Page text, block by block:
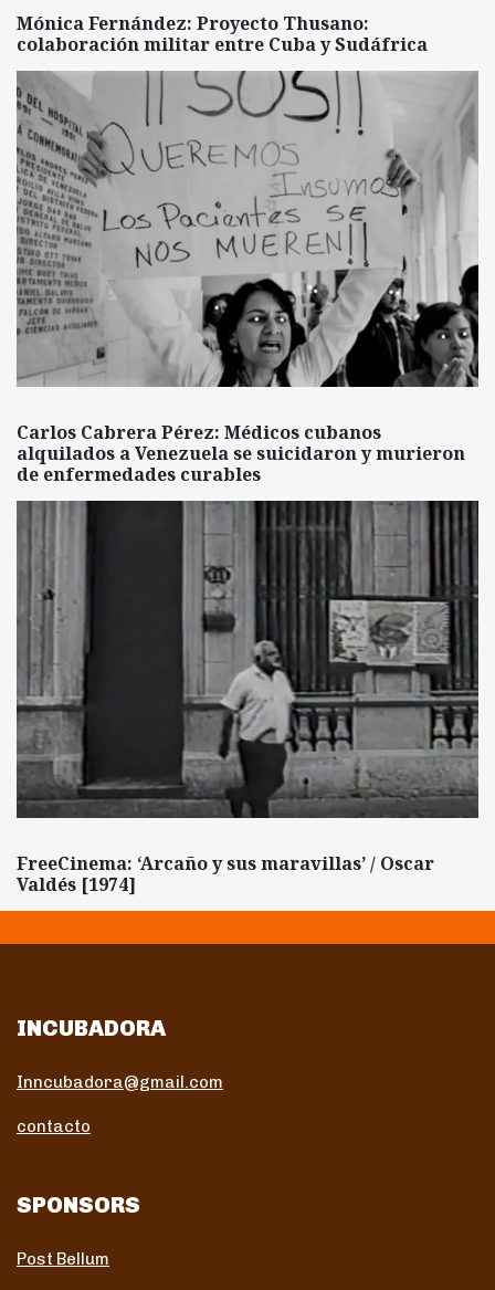
Mónica Fernández: Proyecto Thusano:
colaboración militar entre Cuba y Sudáfrica
Carlos Cabrera Pérez: Médicos cubanos
alquilados a Venezuela se suicidaron y murieron
de enfermedades curables
FreeCinema: ‘Arcaño y sus maravillas’ / Oscar
Valdés [1974]
INCUBADORA
Inncubadora@gmail.com
contacto
SPONSORS
Post Bellum